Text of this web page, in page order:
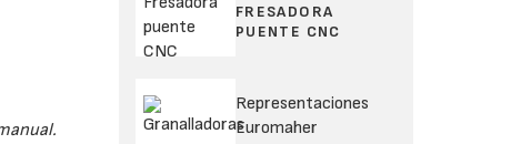
FRESADORA
PUENTE CNC
Representaciones
Euromaher